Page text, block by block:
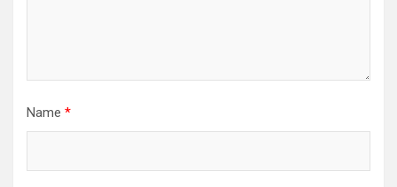
Name *